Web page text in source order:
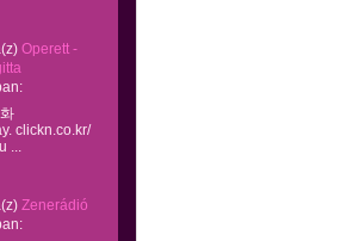
Operett -
clickn.co.kr/
...
Zenerádió